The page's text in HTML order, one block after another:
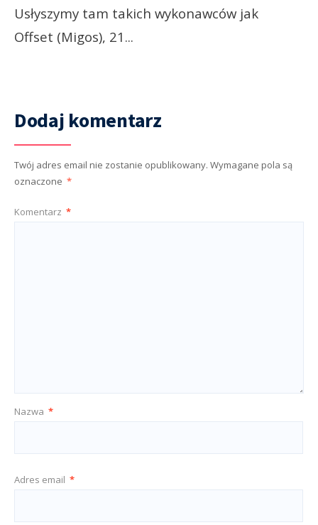
Usłyszymy tam takich wykonawców jak
Offset (Migos), 21 ...
Dodaj komentarz
Twój adres email nie zostanie opublikowany. Wymagane pola są
oznaczone *
Komentarz *
Nazwa *
Adres email *